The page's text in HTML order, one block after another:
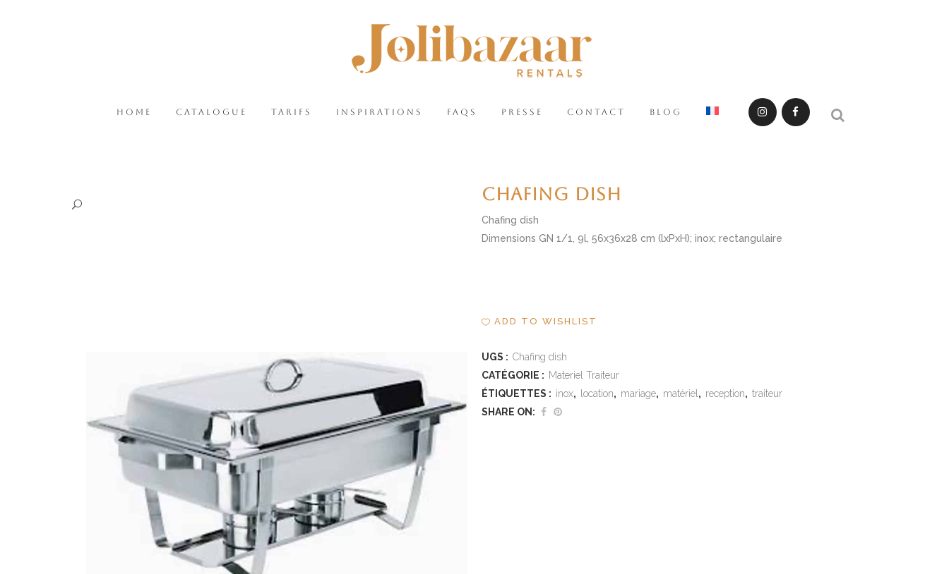
HOME CATALOGUE TARIFS INSPIRATIONS FAQS PRESSE CONTACT BLOG
CHAFING DISH
Chafing dish
Dimensions GN 1/1, 9l, 56x36x28 cm (lxPxH); inox; rectangulaire
ADD TO WISHLIST
UGS : Chafing dish
CATÉGORIE : Materiel Traiteur
ÉTIQUETTES : inox, location, mariage, matériel , reception, traiteur
SHARE ON: